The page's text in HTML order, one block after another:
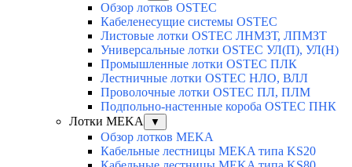
Обзор лотков OSTEC
Кабеленесущие системы OSTEC
Листовые лотки OSTEC ЛНМЗТ, ЛПМЗТ
Универсальные лотки OSTEC УЛ(П), УЛ(Н)
Промышленные лотки OSTEC ПЛК
Лестничные лотки OSTEC НЛО, ВЛЛ
Проволочные лотки OSTEC ПЛ, ПЛМ
Подпольно-настенные короба OSTEC ПНК
Лотки MEKA
▼
Обзор лотков MEKA
Кабельные лестницы MEKA типа KS20